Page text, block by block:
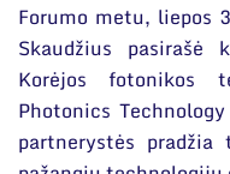
Forumo metu, liepos
Skaudžius
Korėjos fotonikos
Photonics
partnerystės